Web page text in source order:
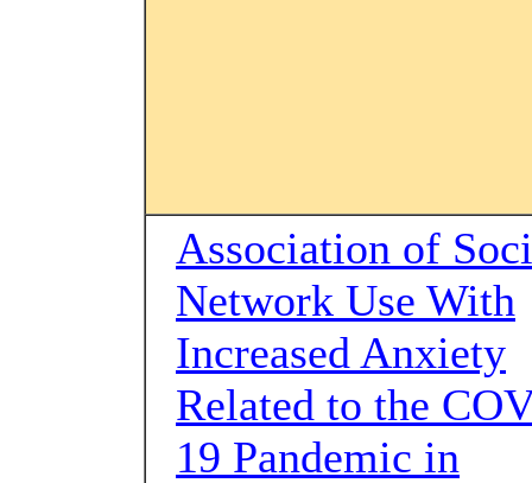
Association of
Network Use With
Increased Anxiety
Related to the
19 Pandemic in